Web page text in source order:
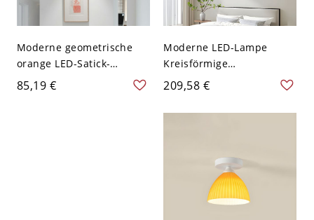
Moderne geometrische
orange LED-Satick-
Deckenleuchte in Orange
mit weißen Glasschirmen
85,19 €
Moderne LED-Lampe
Kreisförmige
Deckenleuchte mit
weißem Schirm - Orange
110V-120V 49,53 cm
209,58 €